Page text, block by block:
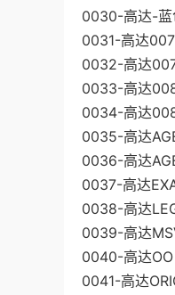
0030-高达-蓝
0031-高达
0032-高达
0033-高达
0034-高达
0035-高达
0036-高达
0037-高达
0038-高达
0039-高达
0040-高达
0041-高达